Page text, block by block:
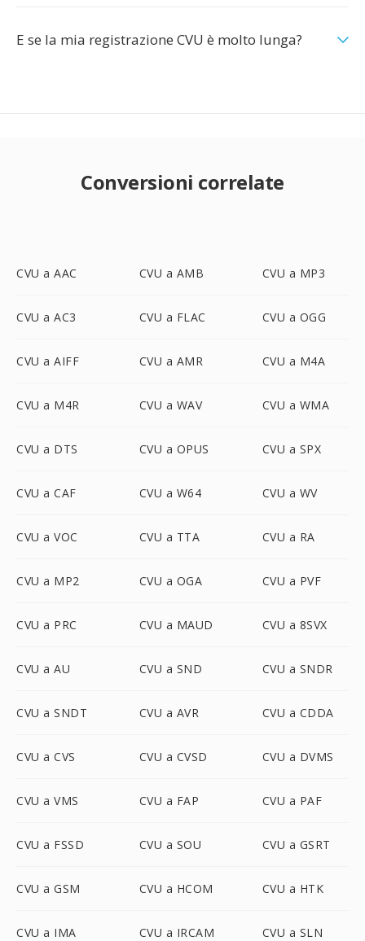
E se la mia registrazione CVU è molto lunga?
Conversioni correlate
CVU a AAC CVU a AMB CVU a MP3
CVU a AC3 CVU a FLAC CVU a OGG
CVU a AIFF CVU a AMR CVU a M4A
CVU a M4R CVU a WAV CVU a WMA
CVU a DTS CVU a OPUS CVU a SPX
CVU a CAF CVU a W64 CVU a WV
CVU a VOC CVU a TTA CVU a RA
CVU a MP2 CVU a OGA CVU a PVF
CVU a PRC CVU a MAUD CVU a 8SVX
CVU a AU CVU a SND CVU a SNDR
CVU a SNDT CVU a AVR CVU a CDDA
CVU a CVS CVU a CVSD CVU a DVMS
CVU a VMS CVU a FAP CVU a PAF
CVU a FSSD CVU a SOU CVU a GSRT
CVU a GSM CVU a HCOM CVU a HTK
CVU a IMA CVU a IRCAM CVU a SLN